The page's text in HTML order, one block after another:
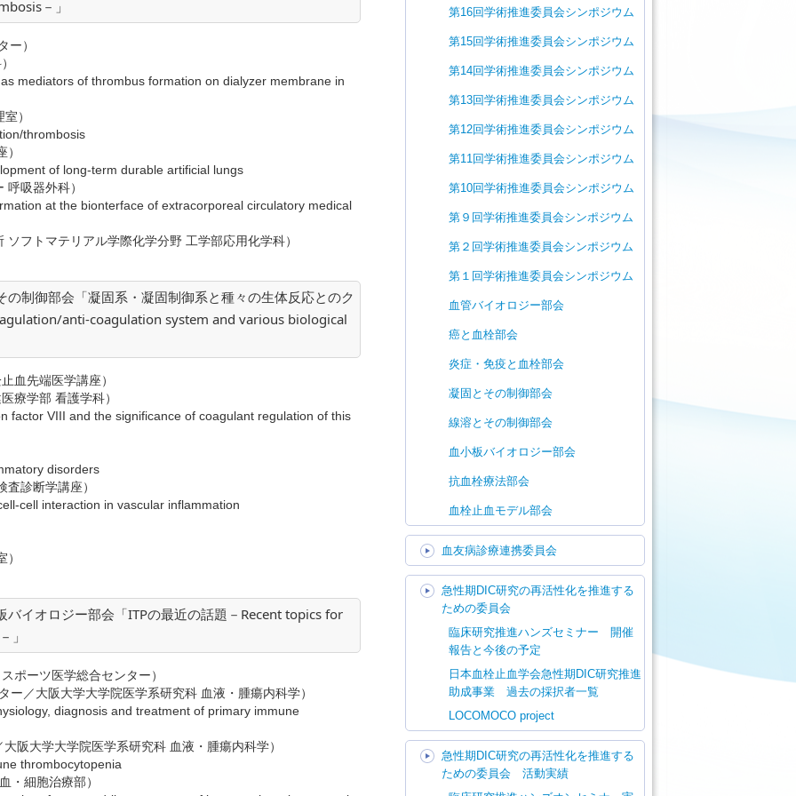
－」
）
mediators of thrombus formation on dialyzer membrane in
）
thrombosis
of long-term durable artificial lungs
吸器外科）
at the bionterface of extracorporeal circulatory medical
フトマテリアル学際化学分野 工学部応用化学科）
制御部会「凝固系・凝固制御系と種々の生体反応とのク
anti-coagulation system and various biological
血先端医学講座）
学部 看護学科）
factor VIII and the significance of coagulant regulation of this
disorders
診断学講座）
cell interaction in vascular inflammation
イオロジー部会「ITPの最近の話題－Recent topics for
」
ポーツ医学総合センター）
阪大学大学院医学系研究科 血液・腫瘍内科学）
diagnosis and treatment of primary immune
阪大学大学院医学系研究科 血液・腫瘍内科学）
thrombocytopenia
・細胞治療部）
第16回学術推進委員会シンポジウム
第15回学術推進委員会シンポジウム
第14回学術推進委員会シンポジウム
第13回学術推進委員会シンポジウム
第12回学術推進委員会シンポジウム
第11回学術推進委員会シンポジウム
第10回学術推進委員会シンポジウム
第９回学術推進委員会シンポジウム
第２回学術推進委員会シンポジウム
第１回学術推進委員会シンポジウム
血管バイオロジー部会
癌と血栓部会
炎症・免疫と血栓部会
凝固とその制御部会
線溶とその制御部会
血小板バイオロジー部会
抗血栓療法部会
血栓止血モデル部会
血友病診療連携委員会
急性期DIC研究の再活性化を推進する
ための委員会
臨床研究推進ハンズセミナー 開催
報告と今後の予定
日本血栓止血学会急性期DIC研究推進
助成事業 過去の採択者一覧
LOCOMOCO project
急性期DIC研究の再活性化を推進する
ための委員会 活動実績